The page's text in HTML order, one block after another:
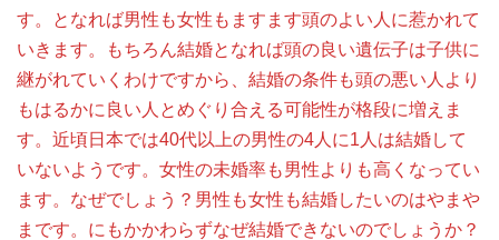
す。となれば男性も女性もますます頭のよい人に惹かれて
いきます。もちろん結婚となれば頭の良い遺伝子は子供に
継がれていくわけですから、結婚の条件も頭の悪い人より
もはるかに良い人とめぐり合える可能性が格段に増えま
す。近頃日本では40代以上の男性の4人に1人は結婚して
いないようです。女性の未婚率も男性よりも高くなってい
ます。なぜでしょう？男性も女性も結婚したいのはやまや
まです。にもかかわらずなぜ結婚できないのでしょうか？